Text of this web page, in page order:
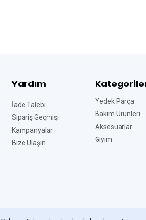
Yardım
İade Talebi
Sipariş Geçmişi
Kampanyalar
Bize Ulaşın
Yedek Parça
Bakım Ürünleri
Aksesuarlar
Giyim